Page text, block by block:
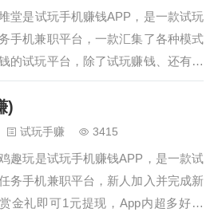
任务领取收益奖励，提现速度快，游
类多，涵盖八大游戏平台，畅玩自
…
堂是试玩手机赚钱APP，是一款试玩
手机兼职平台，一款汇集了各种模式
的试玩平台，除了试玩赚钱、还有直
钱、游戏赚钱、阅读赚钱、视频赚
邀请赚钱等总有一款适合你，一天下
轻松松就能赚到钱，非常适合学生、
妈等空闲时间比较多的人群，随时随地
玩！…
)
试玩手赚 3415
趣玩是试玩手机赚钱APP，是一款试
务手机兼职平台，新人加入并完成新
金礼即可1元提现，App内超多好玩